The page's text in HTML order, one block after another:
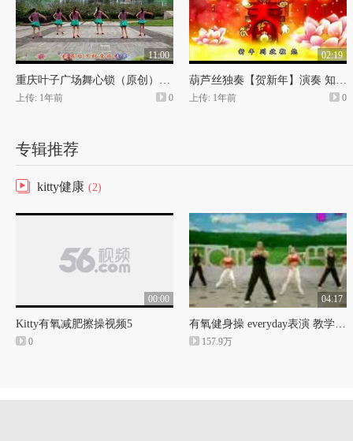
11:00
重庆叶子广场舞心锁（原创）附分解和背面演示......
上传: 1年前 0
02:19
葫芦丝独奏【贺新年】演奏 知足常乐
上传: 1年前 0
专辑推荐
kitty健康 (2)
00:00
Kitty有氧减肥擦操视频5
0
04:17
有氧健身操 everyday表演 教学【下】
157.9万